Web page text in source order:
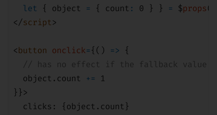
let
{ object = { count : 0 } } = $props
</script>
<button onclick={() =>
{
// has no effect if the fallback value
object .count +=
1
}}>
clicks: { object .count}